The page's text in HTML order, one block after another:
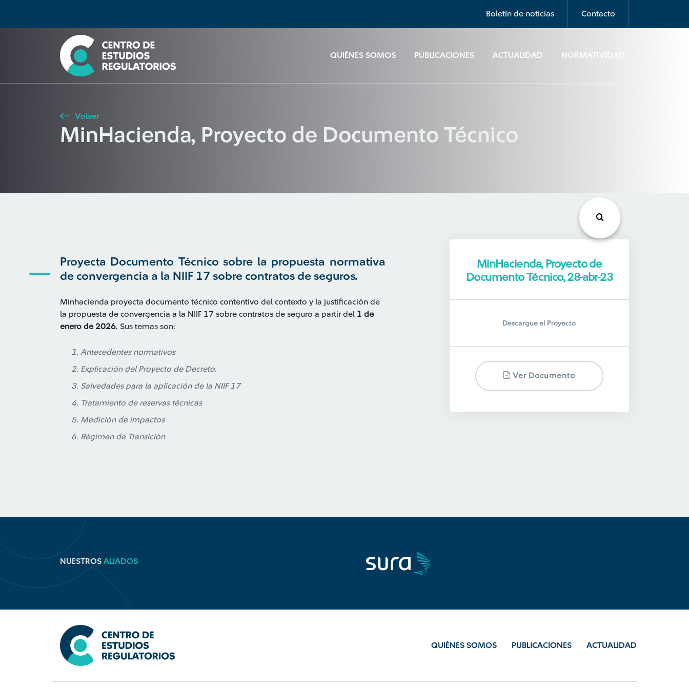
Boletín de noticias Contacto
QUIÉNES SOMOS PUBLICACIONES ACTUALIDAD NORMATIVIDAD
Seleccione país
Buscar
Volver
MinHacienda, Proyecto de Documento Técnico
Proyecta Documento Técnico sobre la propuesta normativa
de convergencia a la NIIF 17 sobre contratos de seguros.
Minhacienda proyecta documento técnico contentivo del contexto y la justificación de
la propuesta de convergencia a la NIIF 17 sobre contratos de seguro a partir del 1 de
enero de 2026. Sus temas son:
Antecedentes normativos
Explicación del Proyecto de Decreto.
Salvedades para la aplicación de la NIIF 17
Tratamiento de reservas técnicas
Medición de impactos
Régimen de Transición
MinHacienda, Proyecto de
Documento Técnico, 28-abr-23
Descargue el Proyecto
Ver Documento
NUESTROS ALIADOS
QUIÉNES SOMOS PUBLICACIONES ACTUALIDAD